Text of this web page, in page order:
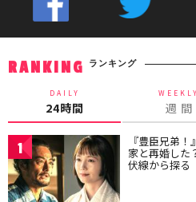
RANKING ランキング
DAILY
24時間
WEEKLY
週 間
1 『豊臣兄弟
家と再婚した
伏線から探る